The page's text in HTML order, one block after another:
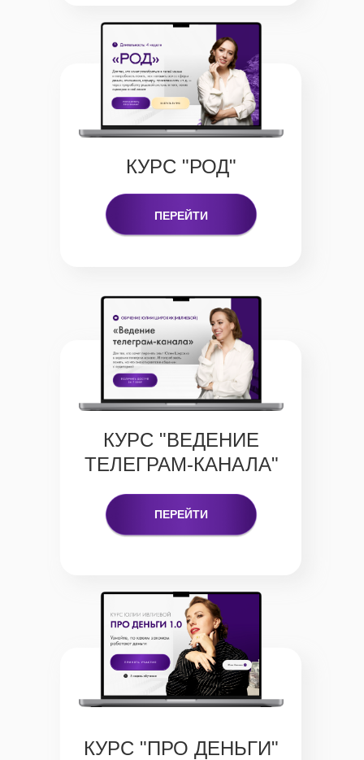
КУРС "РОД"
ПЕРЕЙТИ
КУРС "ВЕДЕНИЕ
ТЕЛЕГРАМ-КАНАЛА"
ПЕРЕЙТИ
КУРС "ПРО ДЕНЬГИ"
Любая сумма по